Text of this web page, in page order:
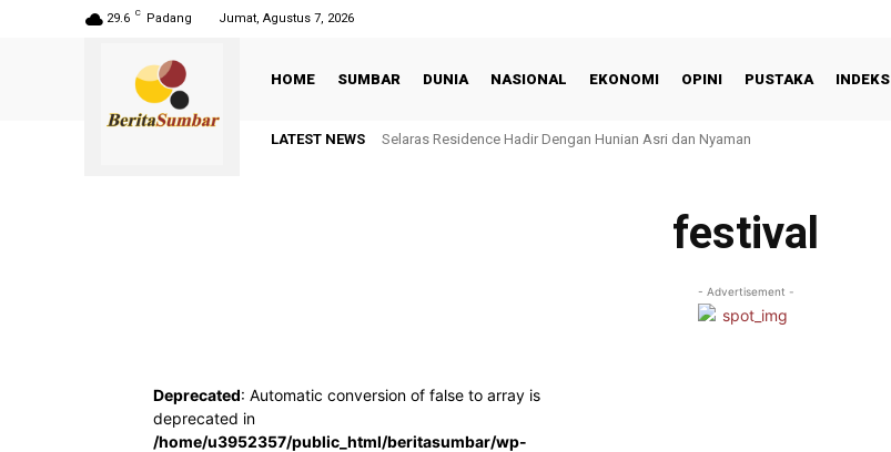
29.6 C Padang Jumat, Agustus 7, 2026
HOME SUMBAR DUNIA NASIONAL EKONOMI OPINI PUSTAKA INDEKS
LATEST NEWS Selaras Residence Hadir Dengan Hunian Asri dan Nyaman
festival
- Advertisement -
Deprecated: Automatic conversion of false to array is
deprecated in
/home/u3952357/public_html/beritasumbar/wp-